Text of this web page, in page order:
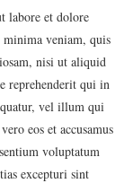
labore et dolore
veniam, quis
nisi ut aliquid
reprehenderit qui in
vel illum qui
eos et accusamus
voluptatum
excepturi sint